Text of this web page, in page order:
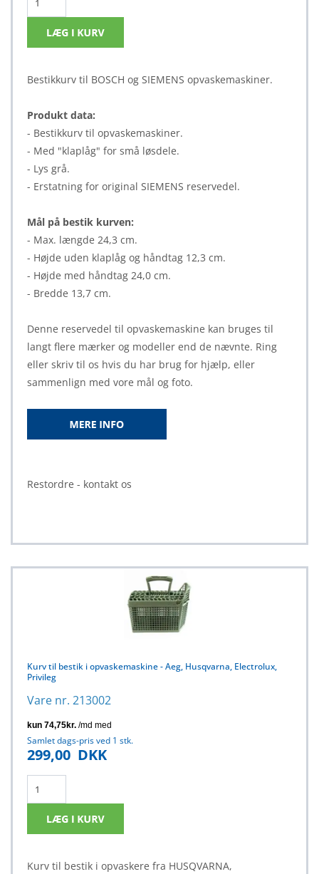
Bestikkurv til BOSCH og SIEMENS opvaskemaskiner.
Produkt data:
- Bestikkurv til opvaskemaskiner.
- Med "klaplåg" for små løsdele.
- Lys grå.
- Erstatning for original SIEMENS reservedel.
Mål på bestik kurven:
- Max. længde 24,3 cm.
- Højde uden klaplåg og håndtag 12,3 cm.
- Højde med håndtag 24,0 cm.
- Bredde 13,7 cm.
Denne reservedel til opvaskemaskine kan bruges til
langt flere mærker og modeller end de nævnte. Ring
eller skriv til os hvis du har brug for hjælp, eller
sammenlign med vore mål og foto.
Restordre - kontakt os
Kurv til bestik i opvaskemaskine - Aeg, Husqvarna, Electrolux,
Privileg
Vare nr. 213002
Samlet dags-pris ved 1 stk.
299,00 DKK
Kurv til bestik i opvaskere fra HUSQVARNA,